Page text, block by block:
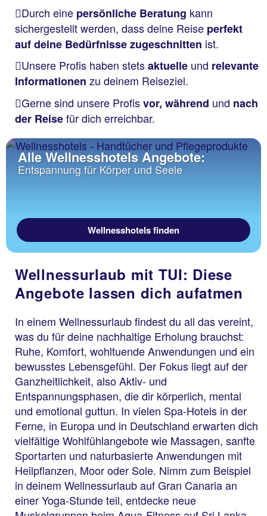
Durch eine persönliche Beratung kann
sichergestellt werden, dass deine Reise perfekt
auf deine Bedürfnisse zugeschnitten ist.
Unsere Profis haben stetsaktuelle und relevante
Informationen zu deinem Reiseziel.
Gerne sind unsere Profisvor, während und nach
der Reisefür dich erreichbar.
Alle Wellnesshotels Angebote:
Entspannung für Körper und Seele
Wellnesshotels finden
Wellnessurlaub mit TUI: Diese
Angebote lassen dich aufatmen
In einem Wellnessurlaub findest du all das vereint,
was du für deine nachhaltige Erholung brauchst:
Ruhe, Komfort, wohltuende Anwendungen und ein
bewusstes Lebensgefühl. Der Fokus liegt auf der
Ganzheitlichkeit, also Aktiv- und
Entspannungsphasen, die dir körperlich, mental
und emotional guttun. In vielen Spa-Hotels in der
Ferne, in Europa und in Deutschland erwarten dich
vielfältige Wohlfühlangebote wie Massagen, sanfte
Sportarten und naturbasierte Anwendungen mit
Heilpflanzen, Moor oder Sole. Nimm zum Beispiel
in deinem Wellnessurlaub auf Gran Canaria an
einer Yoga-Stunde teil, entdecke neue